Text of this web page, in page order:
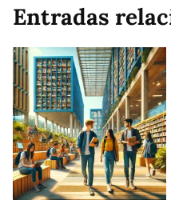
Entradas